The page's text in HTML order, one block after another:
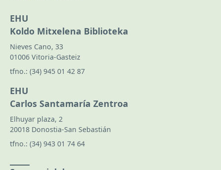
EHU
Koldo Mitxelena Biblioteka
Nieves Cano, 33
01006 Vitoria-Gasteiz
tfno.: (34) 945 01 42 87
EHU
Carlos Santamaría Zentroa
Elhuyar plaza, 2
20018 Donostia-San Sebastián
tfno.: (34) 943 01 74 64